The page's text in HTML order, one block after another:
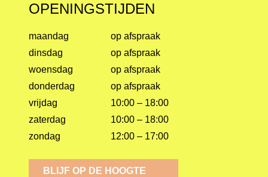
OPENINGSTIJDEN
maandag
dinsdag
woensdag
donderdag
vrijdag
zaterdag
zondag
op afspraak
op afspraak
op afspraak
op afspraak
10:00 – 18:00
10:00 – 18:00
12:00 – 17:00
BLIJF OP DE HOOGTE